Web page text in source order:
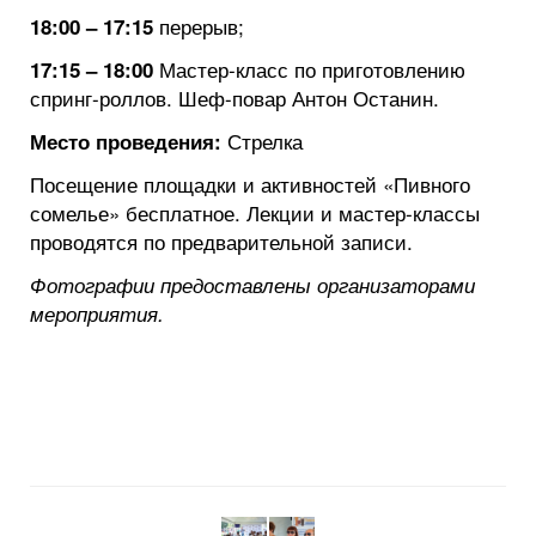
18:00 – 17:15 перерыв;
17:15 – 18:00 Мастер-класс по приготовлению
спринг-роллов. Шеф-повар Антон Останин.
Место проведения: Стрелка
Посещение площадки и активностей «Пивного
сомелье» бесплатное. Лекции и мастер-классы
проводятся по предварительной записи.
Фотографии предоставлены организаторами
мероприятия.